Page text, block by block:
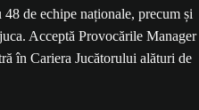
de echipe naționale, precum și
Acceptă Provocările Manager
în Cariera Jucătorului alături de